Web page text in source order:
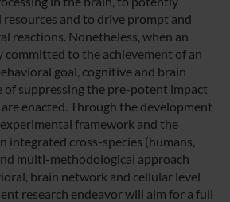
and to drive prompt and
reactions. Nonetheless, when an
committed to the achievement of an
goal, cognitive and brain
of suppressing the pre-potent impact
enacted. Through the development
framework and the
integrated cross-species (humans,
multi-methodological approach
brain network and cellular level
research endeavor will aim for a full